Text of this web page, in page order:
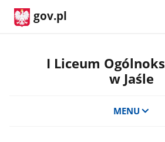
gov.pl
I Liceum
w Jaśle
MENU